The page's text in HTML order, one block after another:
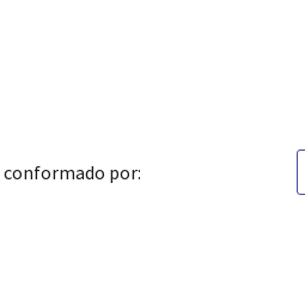
conformado por: